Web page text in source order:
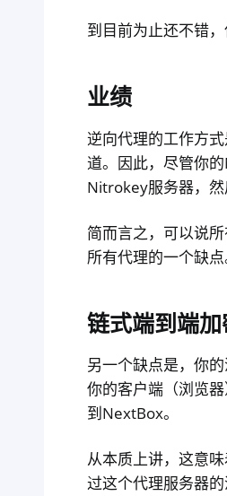
到目前为止还不错
业绩
逆向代理的工作方
道。因此，尽管你
Nitrokey服务器，然
简而言之，可以说
所有代理的一个缺
链式端到端
另一个缺点是，你
你的客户端（浏览
到NextBox。
从本质上讲，这意
过这个代理服务器